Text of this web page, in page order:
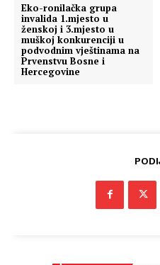
Eko-ronilačka grupa
invalida 1.mjesto u
ženskoj i 3.mjesto u
muškoj konkurenciji u
podvodnim vještinama na
Prvenstvu Bosne i
Hercegovine